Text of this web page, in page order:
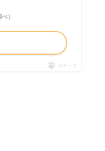
）
ポチップ